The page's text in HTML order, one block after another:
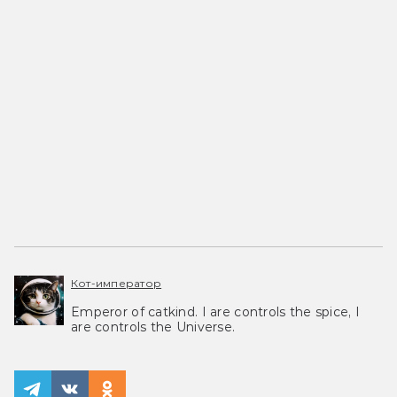
Кот-император
Emperor of catkind. I are controls the spice, I
are controls the Universe.